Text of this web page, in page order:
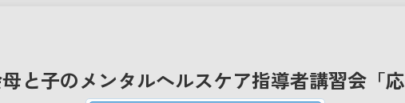
と子のメンタルヘルスケア指導者講習会「応